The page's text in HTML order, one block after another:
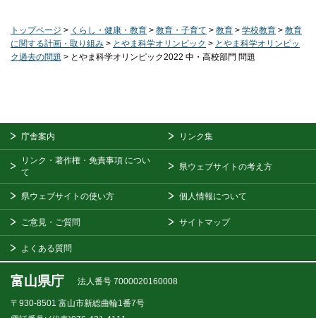
トップページ > くらし・健康・教育 > 教育・子育て > 教育 > 学校教育 > 教育
に関する計画・取り組み > とやま科学オリンピック > とやま科学オリンピッ
ク過去の問題 > とやま科学オリンピック2022 中・高校部門 問題
庁舎案内 リンク集
リンク・著作権・免責事項 につい
て
県ウェブサイトの考え方
県ウェブサイトの使い方 個人情報について
ご意見・ご質問 サイトマップ
よくある質問
富山県庁 法人番号 7000020160008
〒930-8501 富山市新総曲輪1番7号